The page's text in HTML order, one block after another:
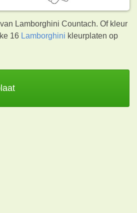
Lamborghini Countach. Of kleur
16 Lamborghini kleurplaten op